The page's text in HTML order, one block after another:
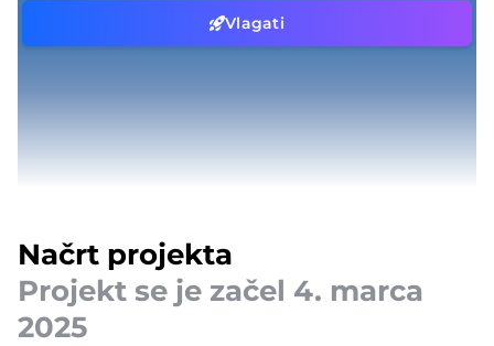
Vlagati
Načrt projekta
Projekt se je začel 4. marca
2025